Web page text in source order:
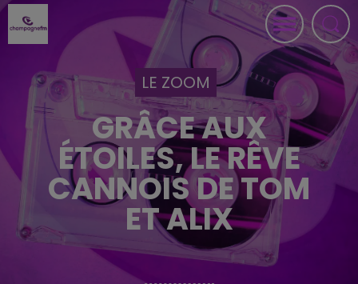
LE ZOOM
GRÂCE AUX
ÉTOILES, LE RÊVE
CANNOIS DE TOM
ET ALIX